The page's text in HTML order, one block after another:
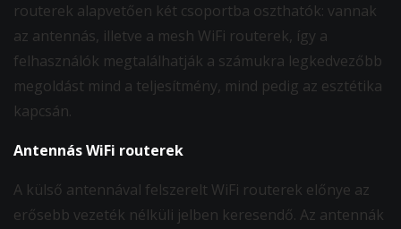
routerek alapvetően két csoportba oszthatók: vannak
az antennás, illetve a mesh WiFi routerek, így a
felhasználók megtalálhatják a számukra legkedvezőbb
megoldást mind a teljesítmény, mind pedig az esztétika
kapcsán.
Antennás WiFi routerek
A külső antennával felszerelt WiFi routerek előnye az
erősebb vezeték nélküli jelben keresendő. Az antennák